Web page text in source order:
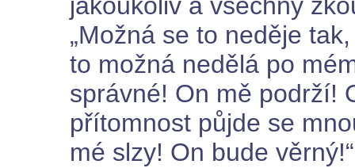
jakoukoliv a všechny
„Možná se to neděje
to možná nedělá po
správné! On mě podrží!
přítomnost půjde se
mé slzy! On bude věrný!“